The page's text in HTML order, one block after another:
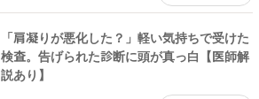
「肩凝りが悪化した？」軽い気持ちで受けた
検査。告げられた診断に頭が真っ白【医師解
説あり】